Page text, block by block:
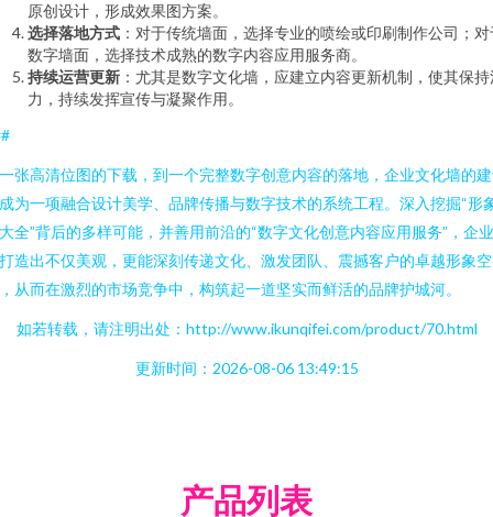
原创设计，形成效果图方案。
选择落地方式 ：对于传统墙面，选择专业的喷绘或印刷制作公司；对
数字墙面，选择技术成熟的数字内容应用服务商。
持续运营更新 ：尤其是数字文化墙，应建立内容更新机制，使其保持
力，持续发挥宣传与凝聚作用。
张高清位图的下载，到一个完整数字创意内容的落地，企业文化墙的
为一项融合设计美学、品牌传播与数字技术的系统工程。深入挖掘“形
全”背后的多样可能，并善用前沿的“数字文化创意内容应用服务”，企
造出不仅美观，更能深刻传递文化、激发团队、震撼客户的卓越形象空
从而在激烈的市场竞争中，构筑起一道坚实而鲜活的品牌护城河。
如若转载，请注明出处：http://www.ikunqifei.com/product/70.html
更新时间：2026-08-06 13:49:15
产品列表